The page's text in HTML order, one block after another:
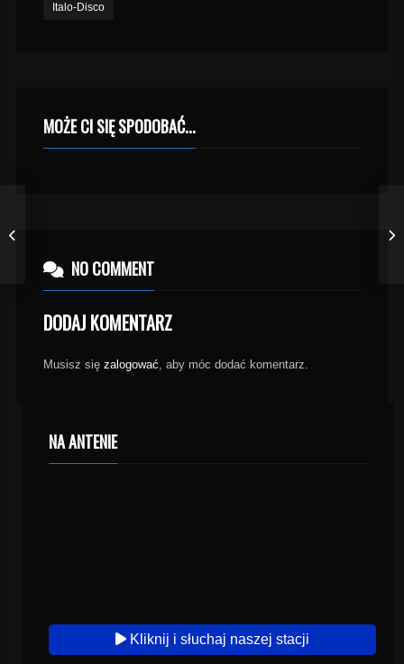
Italo-Disco
MOŻE CI SIĘ SPODOBAĆ...
NO COMMENT
DODAJ KOMENTARZ
Musisz się zalogować, aby móc dodać komentarz.
NA ANTENIE
Kliknij i słuchaj naszej stacji